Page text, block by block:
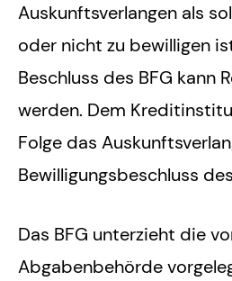
Auskunftsverlangen als
oder nicht zu bewilligen
Beschluss des BFG kann
werden. Dem
Folge das
Bewilligungsbeschluss
Das BFG unterzieht die
Abgabenbehörde